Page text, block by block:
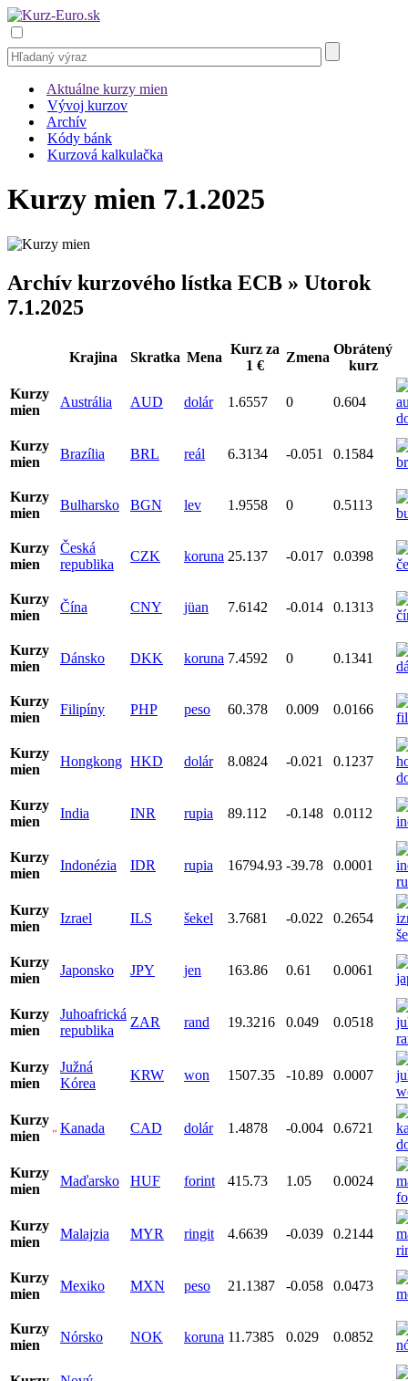
Aktuálne kurzy mien
Vývoj kurzov
Archív
Kódy bánk
Kurzová kalkulačka
Kurzy mien 7.1.2025
Archív kurzového lístka ECB » Utorok
7.1.2025
Krajina Skratka Mena
Kurz za
1 €
Zmena
Obrátený
kurz
Kurzy
mien
Austrália AUD dolár 1.6557 0 0.604
Kurzy
mien
Brazília BRL reál 6.3134 -0.051 0.1584
Kurzy
mien
Bulharsko BGN lev 1.9558 0 0.5113
Kurzy
mien
Česká
republika
CZK koruna 25.137 -0.017 0.0398
Kurzy
mien
Čína CNY jüan 7.6142 -0.014 0.1313
Kurzy
mien
Dánsko DKK koruna 7.4592 0 0.1341
Kurzy
mien
Filipíny PHP peso 60.378 0.009 0.0166
Kurzy
mien
Hongkong HKD dolár 8.0824 -0.021 0.1237
Kurzy
mien
India INR rupia 89.112 -0.148 0.0112
Kurzy
mien
Indonézia IDR rupia 16794.93 -39.78 0.0001
Kurzy
mien
Izrael ILS šekel 3.7681 -0.022 0.2654
Kurzy
mien
Japonsko JPY jen 163.86 0.61 0.0061
Kurzy
mien
Juhoafrická
republika
ZAR rand 19.3216 0.049 0.0518
Kurzy
mien
Južná
Kórea
KRW won 1507.35 -10.89 0.0007
Kurzy
mien
Kanada CAD dolár 1.4878 -0.004 0.6721
Kurzy
mien
Maďarsko HUF forint 415.73 1.05 0.0024
Kurzy
mien
Malajzia MYR ringit 4.6639 -0.039 0.2144
Kurzy
mien
Mexiko MXN peso 21.1387 -0.058 0.0473
Kurzy
mien
Nórsko NOK koruna 11.7385 0.029 0.0852